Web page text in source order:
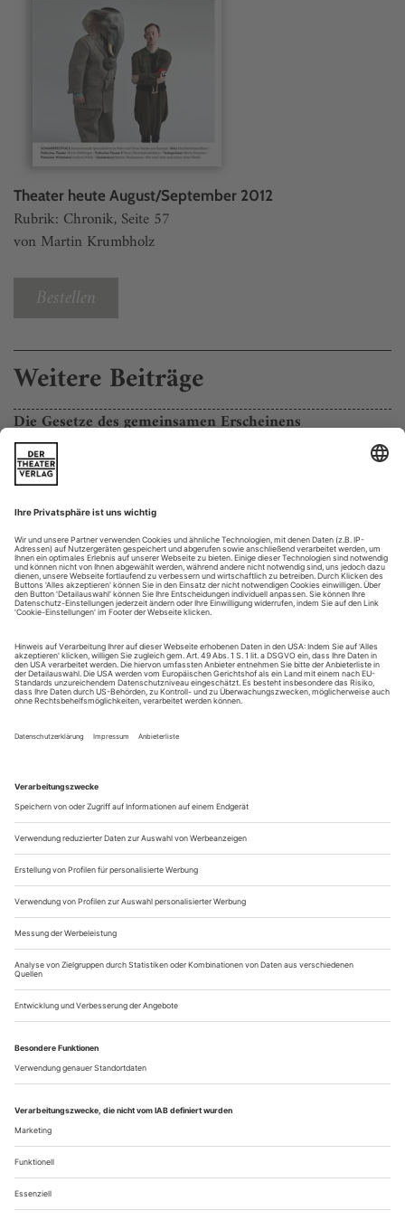
Theater heute August/September 2012
Rubrik: Chronik, Seite 57
von Martin Krumbholz
Bestellen
Weitere Beiträge
Die Gesetze des gemeinsamen Erscheinens
Das Verhältnis von Theater und Politik wird neu gedacht
Terry, die Performerin mit den langen, etwas zersaust
Rhythmus, mit Bedacht, ein wenig schleppend: «Eine gute
Geschichte braucht einen guten Anfang, Charaktere,
Vorbilder, beste Freunde, Feinde, Überraschungen …» Die
Aufzählung zieht sich in die Länge. Während Terry spricht,
macht sich unter den fünf anderen...
Ein Lachgas der Zukunft anmischen
Eine Laudatio auf Kevin Rittberger
Politisches Theater – dies bestätigen aktuelle Festivals, die
Positionen zeitgenössischer Dramatik eine Plattform geben wie
nicht aus Deutschland, sondern aus dem Ausland. Aus den
Ländern des arabischen Frühlings etwa, in denen das Theater
als Sprachrohr...
Die Unmöglichkeit einer Gruppe
Wie witzig ist Occupy?, fragen Kevin Rittberger und Martin
Heckmanns in Frankfurt und Stuttgart
Ein sonniger Samstagabend im Juni: Friedlich liegt es da, das
Occupy-Camp zu Füßen der Frankfurter Banktürme. Um den
Zeltplatz herum: ein «Zaun» aus Plakaten zwischen Wut und
Enttäuschung. Dazwischen die Ankündigung eines Kultur­
wochenendes. An einem Zelt, deutlich kleiner geschrieben,
eine Liste: «Wir brauchen: Zelte, Schlafsäcke, veganes Essen.»
Zwischen den...
Über uns Kontakt Kritikerumfrage Newsletter